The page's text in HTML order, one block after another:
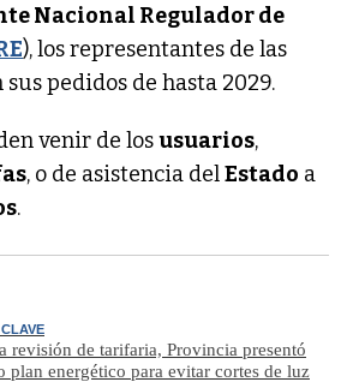
Nacional Regulador de
), los representantes de las
pedidos de hasta 2029.
venir de losusuarios,
, o de asistencia delEstado a
.
revisión de tarifaria, Provincia presentó
plan energético para evitar cortes de luz